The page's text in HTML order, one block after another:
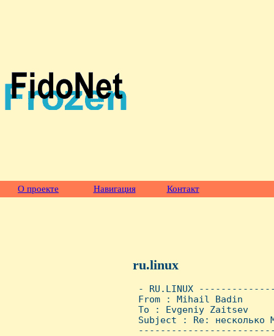
О проекте Навигация Контакт
ru.linux
- RU.LINUX
From : Mihail Badin
To : Evgeniy Zaitsev
Subject : Re: несколько